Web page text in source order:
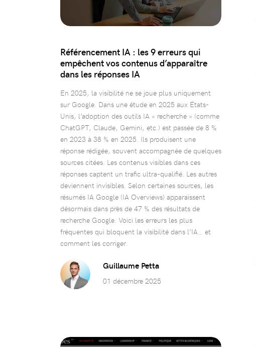
Référencement IA : les 9 erreurs qui
empêchent vos contenus d’apparaître
dans les réponses IA
En 2025, la visibilité ne se joue plus uniquement
sur Google. Dans une étude en 2025 aux États-
Unis, l’adoption des outils IA « recherche » (comme
ChatGPT, Claude, Gemini, etc.) est passée de 8 %
en 2023 à 38 % en 2025. Ils produisent une
réponse rédigée, souvent accompagnée de quelques
sources citées. Les contenus visibles dans ces
réponses captent un trafic ultra-qualifié. Les autres
deviennent invisibles. Selon certaines sources, les
résumés IA Google (IA Overviews) apparaissent
désormais dans près de 47 % des résultats de
recherche Google. Voici les erreurs les plus
fréquentes qui bloquent la visibilité dans l’IA… et
comment les corriger.
Guillaume Petta
01 décembre 2025